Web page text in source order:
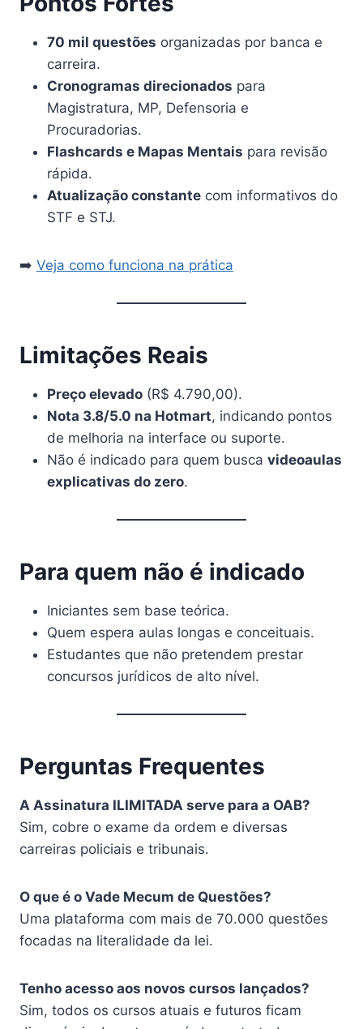
70 mil questões organizadas por banca e
carreira.
Cronogramas direcionados para
Magistratura, MP, Defensoria e
Procuradorias.
Flashcards e Mapas Mentais para revisão
rápida.
Atualização constante com informativos do
STF e STJ.
➡️ Veja como funciona na prática
Limitações Reais
Preço elevado (R$ 4.790,00).
Nota 3.8/5.0 na Hotmart, indicando pontos
de melhoria na interface ou suporte.
Não é indicado para quem busca videoaulas
explicativas do zero.
Para quem não é indicado
Iniciantes sem base teórica.
Quem espera aulas longas e conceituais.
Estudantes que não pretendem prestar
concursos jurídicos de alto nível.
Perguntas Frequentes
A Assinatura ILIMITADA serve para a OAB?
Sim, cobre o exame da ordem e diversas
carreiras policiais e tribunais.
O que é o Vade Mecum de Questões?
Uma plataforma com mais de 70.000 questões
focadas na literalidade da lei.
Tenho acesso aos novos cursos lançados?
Sim, todos os cursos atuais e futuros ficam